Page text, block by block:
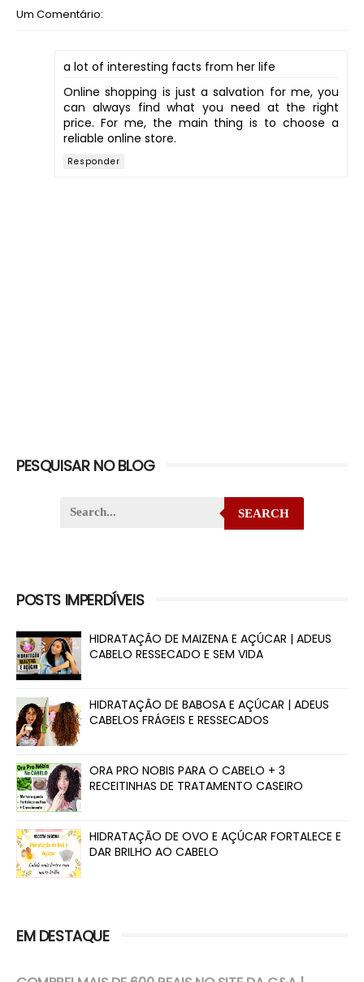
Um Comentário:
a lot of interesting facts from her life
Online shopping is just a salvation for me, you
can always find what you need at the right
price. For me, the main thing is to choose a
reliable online store.
Responder
PESQUISAR NO BLOG
SEARCH
POSTS IMPERDÍVEIS
HIDRATAÇÃO DE MAIZENA E AÇÚCAR | ADEUS
CABELO RESSECADO E SEM VIDA
HIDRATAÇÃO DE BABOSA E AÇÚCAR | ADEUS
CABELOS FRÁGEIS E RESSECADOS
ORA PRO NOBIS PARA O CABELO + 3
RECEITINHAS DE TRATAMENTO CASEIRO
HIDRATAÇÃO DE OVO E AÇÚCAR FORTALECE E
DAR BRILHO AO CABELO
EM DESTAQUE